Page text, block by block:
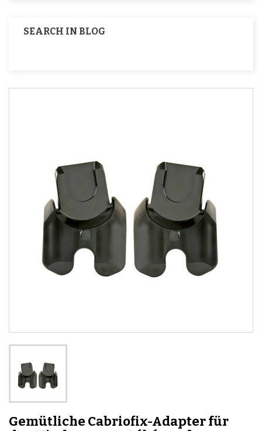
SEARCH IN BLOG
Gemütliche Cabriofix-Adapter für